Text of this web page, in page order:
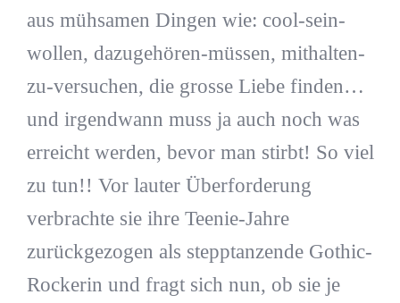
aus mühsamen Dingen wie: cool-sein-
wollen, dazugehören-müssen, mithalten-
zu-versuchen, die grosse Liebe finden…
und irgendwann muss ja auch noch was
erreicht werden, bevor man stirbt! So viel
zu tun!! Vor lauter Überforderung
verbrachte sie ihre Teenie-Jahre
zurückgezogen als stepptanzende Gothic-
Rockerin und fragt sich nun, ob sie je